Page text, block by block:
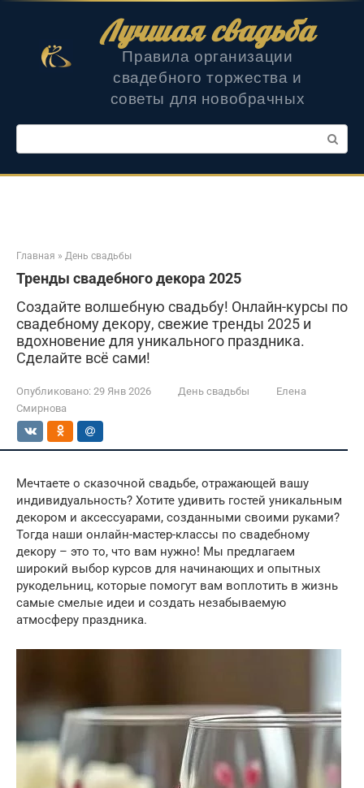
Лучшая свадьба
Правила организации
свадебного торжества и
советы для новобрачных
Поиск:
Главная » День свадьбы
Тренды свадебного декора 2025
Создайте волшебную свадьбу! Онлайн-курсы по
свадебному декору, свежие тренды 2025 и
вдохновение для уникального праздника.
Сделайте всё сами!
Опубликовано: 29 Янв 2026 День свадьбы
Елена
Смирнова
Мечтаете о сказочной свадьбе, отражающей вашу
индивидуальность? Хотите удивить гостей уникальным
декором и аксессуарами, созданными своими руками?
Тогда наши онлайн-мастер-классы по свадебному
декору – это то, что вам нужно! Мы предлагаем
широкий выбор курсов для начинающих и опытных
рукодельниц, которые помогут вам воплотить в жизнь
самые смелые идеи и создать незабываемую
атмосферу праздника.